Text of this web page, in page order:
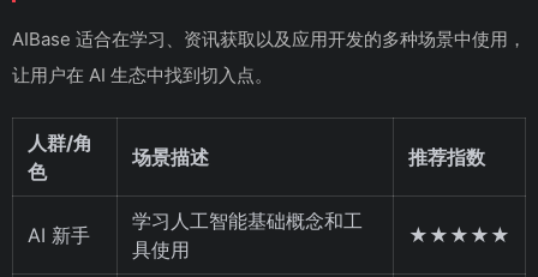
AIBase 适合在学习、资讯获取以及应用开发的多种场景中使用，
让用户在 AI 生态中找到切入点。
人群/角
色
场景描述 推荐指数
AI 新手
学习人工智能基础概念和工
具使用
★★★★★